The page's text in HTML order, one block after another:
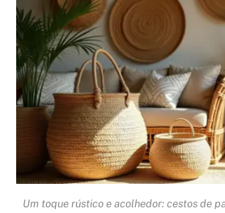
Um toque rústico e acolhedor: cestos de